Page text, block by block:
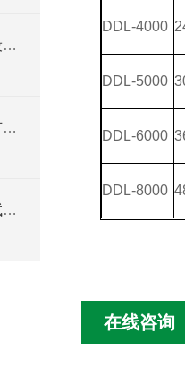
高压介质损耗测试装置：电力设备绝缘检测的关键工具
单相继电保护测试仪的多个调节项目说明
高效便捷：变压器直流电阻测试仪，电力检测的新选择
DDL-4000
DDL-5000
DDL-6000
DDL-8000
在线咨询